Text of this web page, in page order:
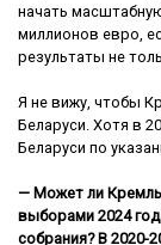
начать
миллионов евро,
результаты не
Я не вижу, чтобы
Беларуси. Хотя в
Беларуси по
— Может ли
выборами 2024
собрания? В 2020-